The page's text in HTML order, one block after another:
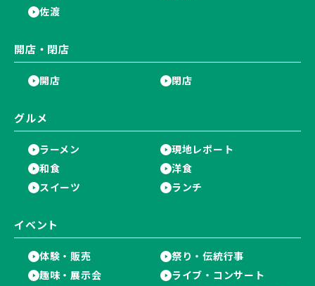
佐渡
開店・閉店
開店 閉店
グルメ
ラーメン
現地レポート
和食
洋食
スイーツ
ランチ
イベント
体験・販売
祭り・伝統行事
趣味・展示会
ライブ・コンサート